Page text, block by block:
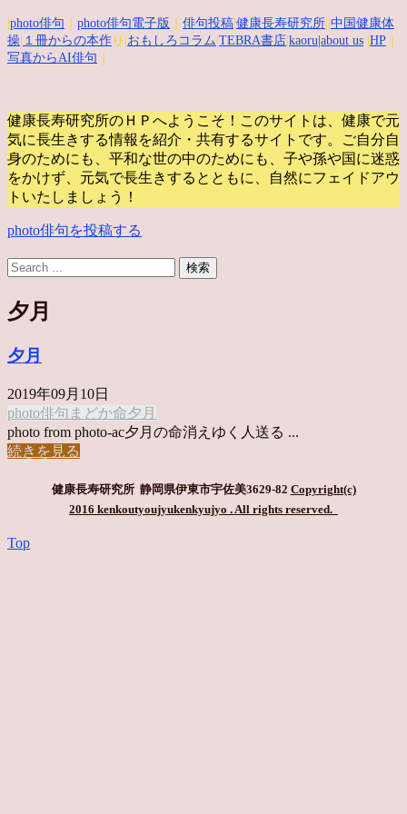
photo俳句 photo俳句電子版 俳句投稿 健康長寿研究所 中国健康体
操 １冊からの本作 り| おもしろコラム TEBRA書店 kaoru |about us HP
写真からAI俳句
健康長寿研究所のＨＰへようこそ！このサイトは、健康で元
気に長生きする情報を紹介・共有するサイトです。
ご自分自
身のためにも、平和な世の中のためにも、子や孫や国に迷惑
をかけず、元気で長生きするとともに、自然にフェイドアウ
トいたしましょう！
photo俳句を投稿する
夕月
夕月
2019年09月10日
photo俳句 まどか命夕月
photo from photo-ac夕月の命消えゆく人送る ...
続きを見る
健康長寿研究所 静岡県伊東市宇佐美3629-82 Copyright(c)
2016 kenkoutyoujyukenkyujyo . All rights reserved.
Top